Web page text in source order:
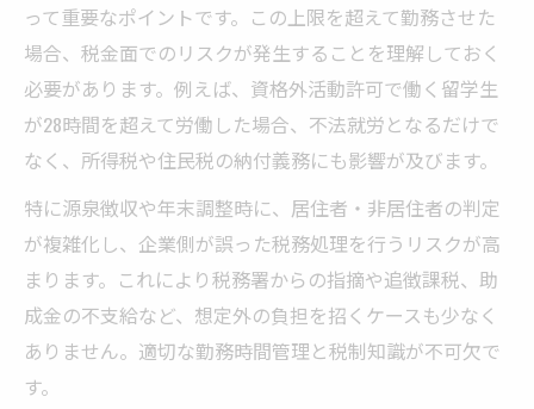
って重要なポイントです。この上限を超えて勤務させた
場合、税金面でのリスクが発生することを理解しておく
必要があります。例えば、資格外活動許可で働く留学生
が28時間を超えて労働した場合、不法就労となるだけで
なく、所得税や住民税の納付義務にも影響が及びます。
特に源泉徴収や年末調整時に、居住者・非居住者の判定
が複雑化し、企業側が誤った税務処理を行うリスクが高
まります。これにより税務署からの指摘や追徴課税、助
成金の不支給など、想定外の負担を招くケースも少なく
ありません。適切な勤務時間管理と税制知識が不可欠で
す。